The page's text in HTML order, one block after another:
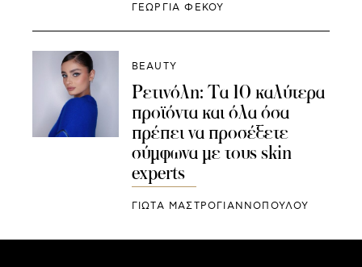
ΓΕΩΡΓΙΑ ΦΕΚΟΥ
BEAUTY
Ρετινόλη: Τα 10 καλύτερα
προϊόντα και όλα όσα
πρέπει να προσέξετε
σύμφωνα με τους skin
experts
ΓΙΩΤΑ ΜΑΣΤΡΟΓΙΑΝΝΟΠΟΥΛΟΥ